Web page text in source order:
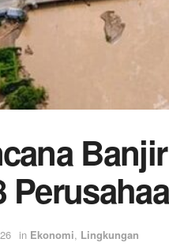
in Ekonomi, Lingkungan